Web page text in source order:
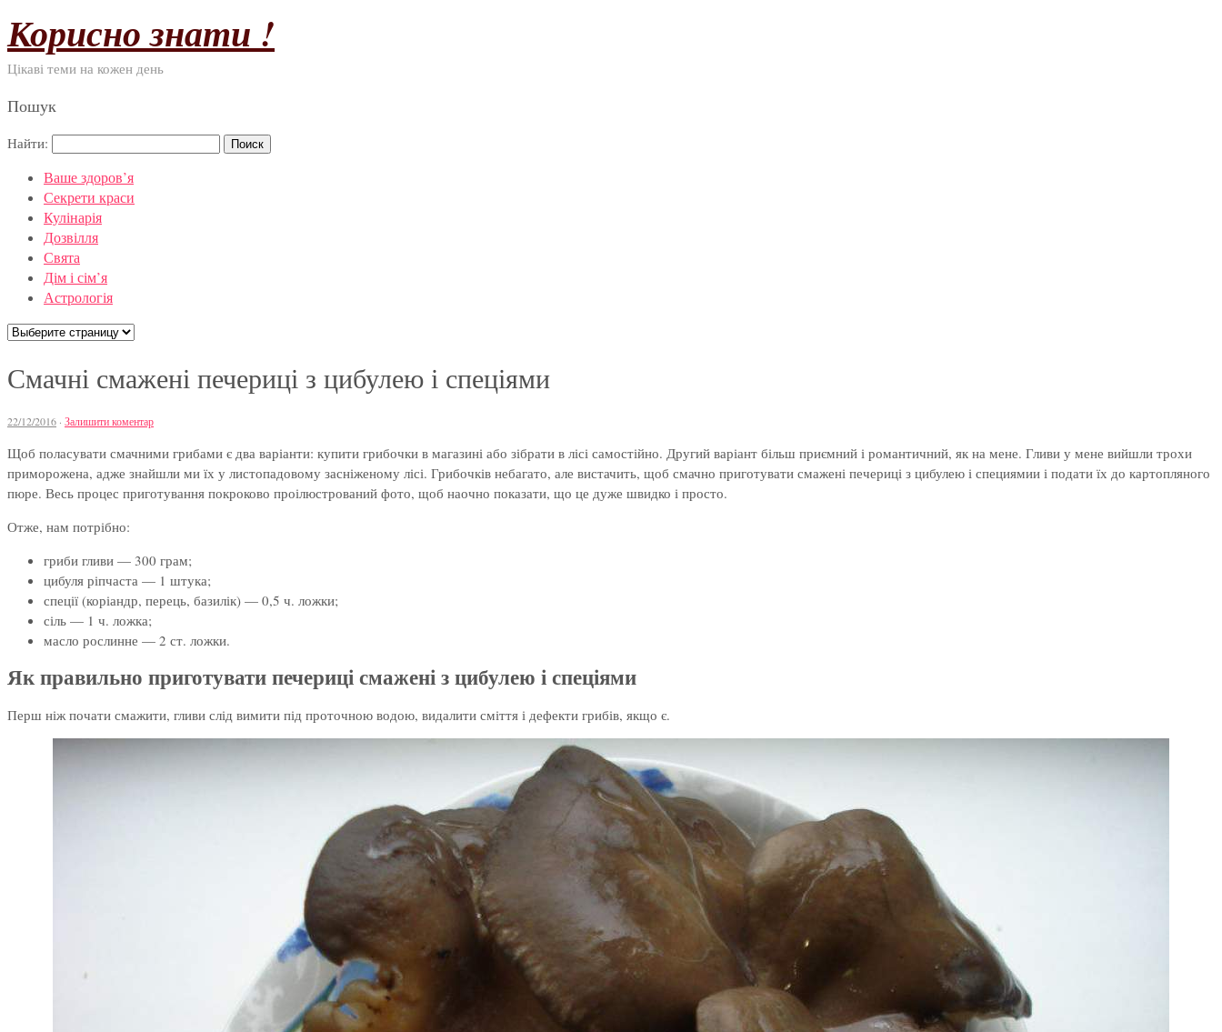
Корисно знати !
Цікаві теми на кожен день
Пошук
Найти:
Ваше здоров’я
Секрети краси
Кулінарія
Дозвілля
Свята
Дім і сім’я
Астрологія
Смачні смажені печериці з цибулею і спеціями
22/12/2016 · Залишити коментар
Щоб поласувати смачними грибами є два варіанти: купити грибочки в магазині або зібрати в лісі самостійно. Другий варіант більш приємний і романтичний, як на мене. Гливи у мене вийшли трохи
приморожена, адже знайшли ми їх у листопадовому засніженому лісі. Грибочків небагато, але вистачить, щоб смачно приготувати смажені печериці з цибулею і специямии і подати їх до картопляного
пюре. Весь процес приготування покроково проілюстрований фото, щоб наочно показати, що це дуже швидко і просто.
Отже, нам потрібно:
гриби гливи — 300 грам;
цибуля ріпчаста — 1 штука;
спеції (коріандр, перець, базилік) — 0,5 ч. ложки;
сіль — 1 ч. ложка;
масло рослинне — 2 ст. ложки.
Як правильно приготувати печериці смажені з цибулею і спеціями
Перш ніж почати смажити, гливи слід вимити під проточною водою, видалити сміття і дефекти грибів, якщо є.